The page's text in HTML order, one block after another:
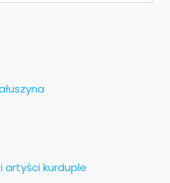
artyści kurduple